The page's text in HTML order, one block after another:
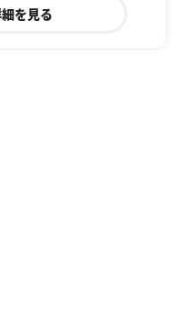
を見る